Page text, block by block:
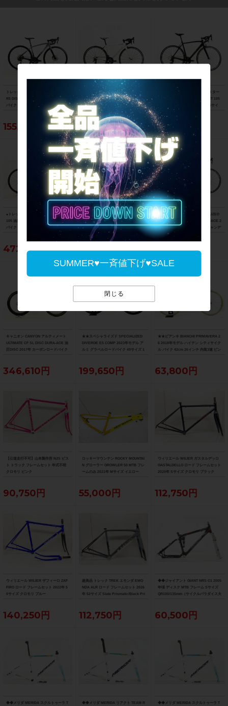
SUMMER♥一斉値下げ♥SALE
閉じる
トレック TREK エモンダ EMONDA AL
R5 DISC 105 油圧DISC 2021年 ロード
バイク 47サイズ スレート トゥ トレッ
155,188円
ビアンキ BIANCHI フェニーチェ スポ
ーツ FENICE SPORT Tiagra 2017年
ロードバイク 50サイズ ホワイト
103,400円
スペシャライズド SPECIALIZED ター
マック スポーツ TARMAC SPORT 105
2018年 カーボンロードバイク 56サイ
ズ サガン スーパースター
121,000円
●トレック TREK マドン MADONE SL6
105 油圧DISC 2021年 カーボンロード
バイク 52サイズ リチウムグレー/トレ
472,153円
フェルト FELT F5 105 2013年 カーボ
ンロードバイク 58サイズ ブラック
55,000円
美品 スペシャライズド SPECIALIZED
S-WORKS TARMAC SL5 DURA-ACE 2
015 カーボン 54サイズ グロスキャンデ
ィレッド/ブラック/ゴールド
263,329円
キャニオン CANYON アルティメート
ULTIMATE CF SL DISC DURA-ACE 油
圧DISC 2017年 カーボンロードバイク
346,610円
★★スペシャライズド SPECIALIZED
DIVERGE E5 COMP 2023年モデル ア
ルミ グラベルロードバイク 49サイズ 1
199,650円
★★ビアンキ BIANCHI PRIMAVERA 2
6 2018年モデル ハイテン シティサイク
ル バイク 42cm 26インチ 内装3速 ピン
63,800円
【公道走行不可】山本製作所 NJS ピス
ト トラック フレームセット 年式不明
クロモリ ピンク
90,750円
ロッキーマウンテン ROCKY MOUNTAI
N グローラー GROWLER 50 MTB フレ
ームのみ 2021年 Mサイズ イエロー
55,000円
ウィリエール WILIER ガスタルデッロ
GASTALDELLO ロード フレームセット
2020年 Sサイズ クロモリ ブラック
112,750円
ウィリエール WILIER ザフィーロ ZAF
FIRO ロード フレームセット 2022年 5
0サイズ クロモリ ブルー
140,250円
超美品 トレック TREK エモンダ EMO
NDA ALR ロード フレームセット 2026
年 52サイズ Slate Prismatic/Black Pri
112,750円
◆◆ジャイアント GIANT NRS C1 2005
年頃 ディスク MTB フレーム Sサイズ
QR100/135mm（サイクルパラダイス大
60,500円
◆◆メリダ MERIDA スクルトゥーラ T ◆◆メリダ MERIDA リアクト TEAM R ◆◆メリダ MERIDA スクルトゥーラ T